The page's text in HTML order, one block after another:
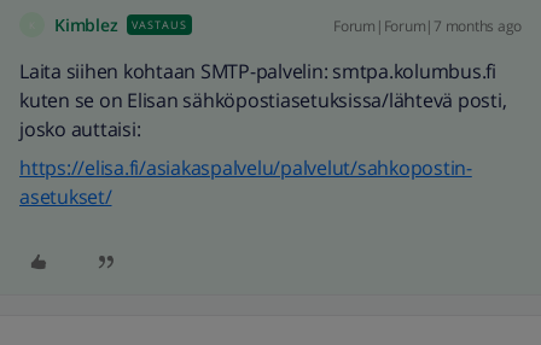
Kimblez VASTAUS Forum|Forum|7 months ago
Laita siihen kohtaan SMTP-palvelin: smtpa.kolumbus.fi
kuten se on Elisan sähköpostiasetuksissa/lähtevä posti,
josko auttaisi:
https://elisa.fi/asiakaspalvelu/palvelut/sahkopostin-
asetukset/